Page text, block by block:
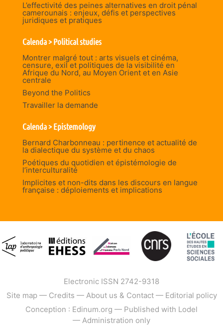
L’effectivité des peines alternatives en droit pénal
camerounais : enjeux, défis et perspectives
juridiques et pratiques
Calenda > Political studies
Montrer malgré tout : arts visuels et cinéma,
censure, exil et politiques de la visibilité en
Afrique du Nord, au Moyen Orient et en Asie
centrale
Beyond the Politics
Travailler la demande
Calenda > Epistemology
Bernard Charbonneau : pertinence et actualité de
la dialectique du système et du chaos
Poétiques du quotidien et épistémologie de
l’interculturalité
Implicites et non-dits dans les discours en langue
française : déploiements et implications
Electronic ISSN 2742-9318
Site map— Credits — About us & Contact— Editorial policy
Conception : Edinum.org — Published with Lodel
— Administration only